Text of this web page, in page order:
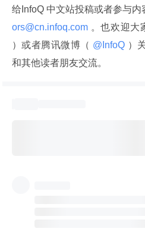
给InfoQ 中文站投稿或者参与
ors@cn.infoq.com 。也欢迎大
）或者腾讯微博（ @InfoQ ）
和其他读者朋友交流。